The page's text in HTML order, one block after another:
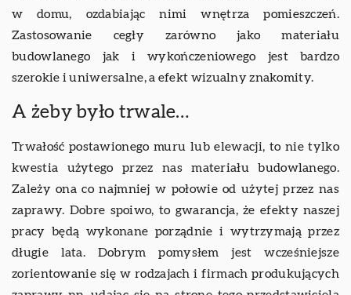
w domu, ozdabiając nimi wnętrza pomieszczeń.
Zastosowanie cegły zarówno jako materiału
budowlanego jak i wykończeniowego jest bardzo
szerokie i uniwersalne, a efekt wizualny znakomity.
A żeby było trwale…
Trwałość postawionego muru lub elewacji, to nie tylko
kwestia użytego przez nas materiału budowlanego.
Zależy ona co najmniej w połowie od użytej przez nas
zaprawy. Dobre spoiwo, to gwarancja, że efekty naszej
pracy będą wykonane porządnie i wytrzymają przez
długie lata. Dobrym pomysłem jest wcześniejsze
zorientowanie się w rodzajach i firmach produkujących